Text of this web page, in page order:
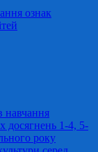
ознак
навчання
досягнень 1-4, 5-
року